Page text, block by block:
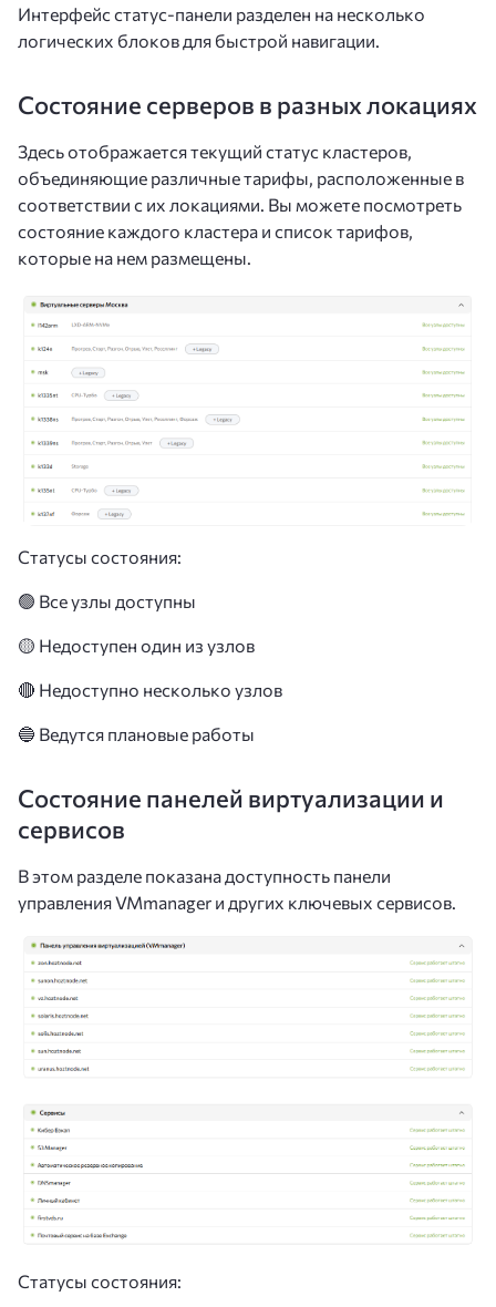
Интерфейс статус-панели разделен на несколько
логических блоков для быстрой навигации.
Состояние серверов в разных локациях
Здесь отображается текущий статус кластеров,
объединяющие различные тарифы, расположенные в
соответствии с их локациями. Вы можете посмотреть
состояние каждого кластера и список тарифов,
которые на нем размещены.
Статусы состояния:
🟢 Все узлы доступны
🟡 Недоступен один из узлов
🔴 Недоступно несколько узлов
🔵 Ведутся плановые работы
Состояние панелей виртуализации и
сервисов
В этом разделе показана доступность панели
управления VMmanager и других ключевых сервисов.
Статусы состояния: